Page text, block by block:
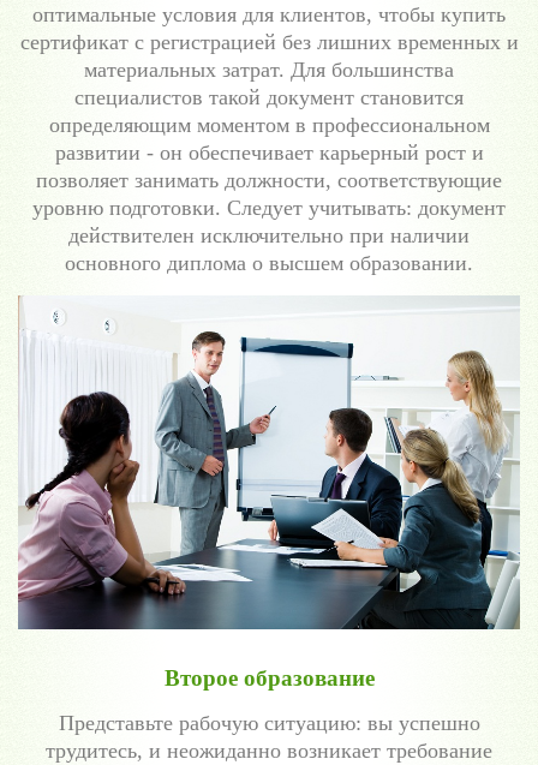
оптимальные условия для клиентов, чтобы купить
сертификат с регистрацией без лишних временных и
материальных затрат. Для большинства
специалистов такой документ становится
определяющим моментом в профессиональном
развитии - он обеспечивает карьерный рост и
позволяет занимать должности, соответствующие
уровню подготовки. Следует учитывать: документ
действителен исключительно при наличии
основного диплома о высшем образовании.
Второе образование
Представьте рабочую ситуацию: вы успешно
трудитесь, и неожиданно возникает требование